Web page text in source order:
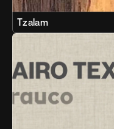
Tzalam